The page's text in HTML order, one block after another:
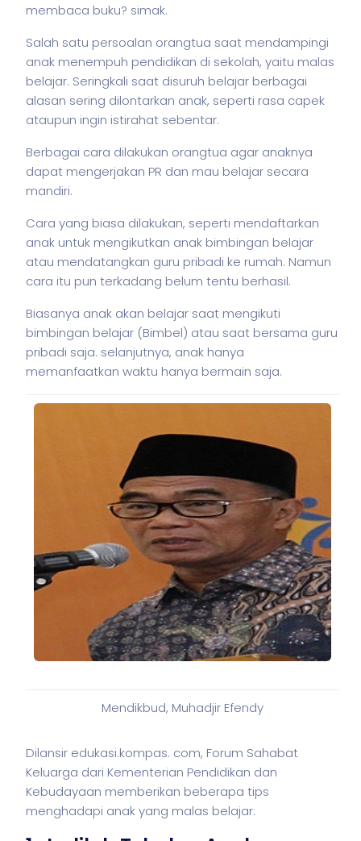
membaca buku? simak.
Salah satu persoalan orangtua saat mendampingi
anak menempuh pendidikan di sekolah, yaitu malas
belajar. Seringkali saat disuruh belajar berbagai
alasan sering dilontarkan anak, seperti rasa capek
ataupun ingin istirahat sebentar.
Berbagai cara dilakukan orangtua agar anaknya
dapat mengerjakan PR dan mau belajar secara
mandiri.
Cara yang biasa dilakukan, seperti mendaftarkan
anak untuk mengikutkan anak bimbingan belajar
atau mendatangkan guru pribadi ke rumah. Namun
cara itu pun terkadang belum tentu berhasil.
Biasanya anak akan belajar saat mengikuti
bimbingan belajar (Bimbel) atau saat bersama guru
pribadi saja. selanjutnya, anak hanya
memanfaatkan waktu hanya bermain saja.
Mendikbud, Muhadjir Efendy
Dilansir edukasi.kompas. com, Forum Sahabat
Keluarga dari Kementerian Pendidikan dan
Kebudayaan memberikan beberapa tips
menghadapi anak yang malas belajar: